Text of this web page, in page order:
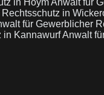
in HoymAnwalt für
in
für Gewerblicher
in KannawurfAnwalt